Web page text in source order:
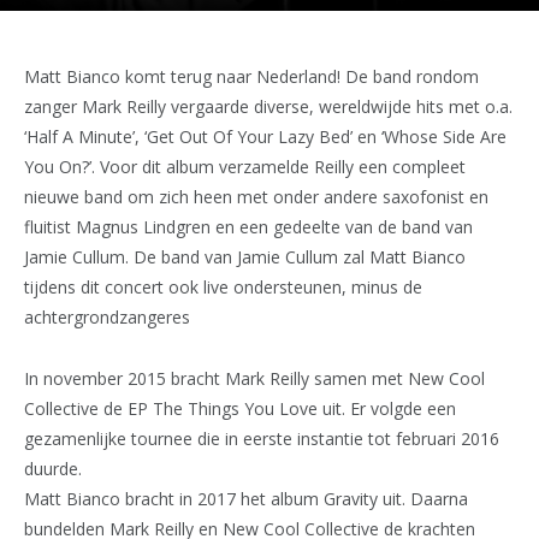
Matt Bianco komt terug naar Nederland! De band rondom
zanger Mark Reilly vergaarde diverse, wereldwijde hits met o.a.
‘Half A Minute’, ‘Get Out Of Your Lazy Bed’ en ‘Whose Side Are
You On?’. Voor dit album verzamelde Reilly een compleet
nieuwe band om zich heen met onder andere saxofonist en
fluitist Magnus Lindgren en een gedeelte van de band van
Jamie Cullum. De band van Jamie Cullum zal Matt Bianco
tijdens dit concert ook live ondersteunen, minus de
achtergrondzangeres
In november 2015 bracht Mark Reilly samen met New Cool
Collective de EP The Things You Love uit. Er volgde een
gezamenlijke tournee die in eerste instantie tot februari 2016
duurde.
Matt Bianco bracht in 2017 het album Gravity uit. Daarna
bundelden Mark Reilly en New Cool Collective de krachten